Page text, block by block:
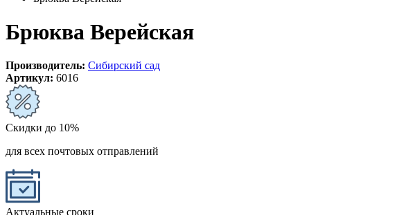
Брюква Верейская
Производитель: Сибирский сад
Артикул: 6016
Скидки до 10%
для всех почтовых отправлений
Актуальные сроки